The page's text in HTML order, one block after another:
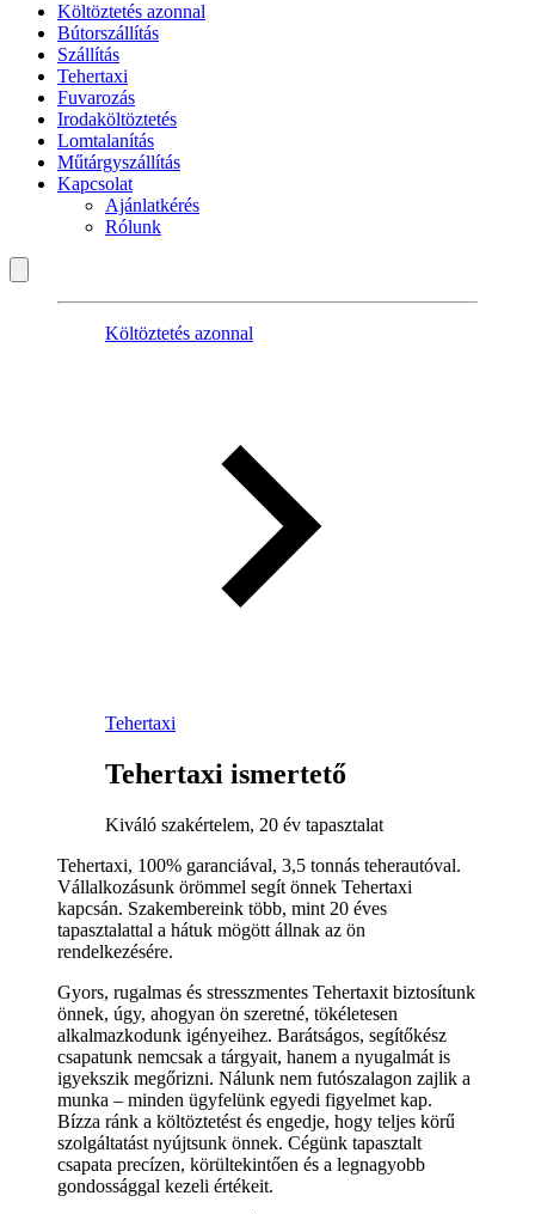
Költöztetés azonnal
Bútorszállítás
Szállítás
Tehertaxi
Fuvarozás
Irodaköltöztetés
Lomtalanítás
Műtárgyszállítás
Kapcsolat
Ajánlatkérés
Rólunk
Költöztetés azonnal
Tehertaxi
Tehertaxi ismertető
Kiváló szakértelem, 20 év tapasztalat
Tehertaxi, 100% garanciával, 3,5 tonnás teherautóval.
Vállalkozásunk örömmel segít önnek Tehertaxi
kapcsán. Szakembereink több, mint 20 éves
tapasztalattal a hátuk mögött állnak az ön
rendelkezésére.
Gyors, rugalmas és stresszmentes Tehertaxit biztosítunk
önnek, úgy, ahogyan ön szeretné, tökéletesen
alkalmazkodunk igényeihez. Barátságos, segítőkész
csapatunk nemcsak a tárgyait, hanem a nyugalmát is
igyekszik megőrizni. Nálunk nem futószalagon zajlik a
munka – minden ügyfelünk egyedi figyelmet kap.
Bízza ránk a költöztetést és engedje, hogy teljes körű
szolgáltatást nyújtsunk önnek. Cégünk tapasztalt
csapata precízen, körültekintően és a legnagyobb
gondossággal kezeli értékeit.